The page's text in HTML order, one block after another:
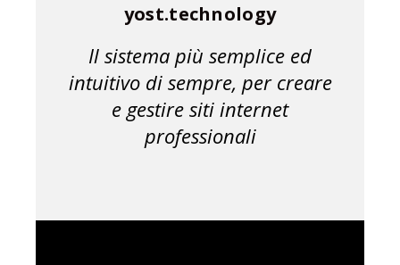
yost.technology
Il sistema più semplice ed
intuitivo di sempre, per creare
e gestire siti internet
professionali